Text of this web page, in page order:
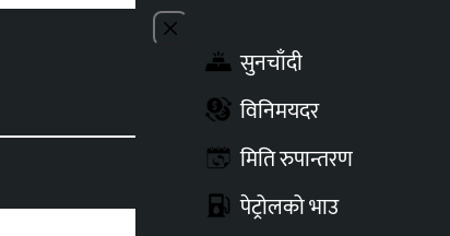
Close menu
सुनचाँदी
विनिमयदर
मिति रुपान्तरण
पेट्रोलको भाउ